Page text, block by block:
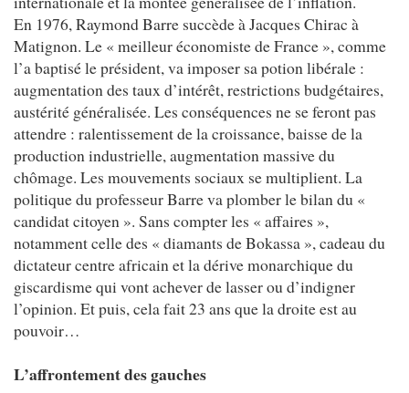
En 1976, Raymond Barre succède à Jacques Chirac à
Matignon. Le « meilleur économiste de France », comme
l’a baptisé le président, va imposer sa potion libérale :
augmentation des taux d’intérêt, restrictions budgétaires,
austérité généralisée. Les conséquences ne se feront pas
attendre : ralentissement de la croissance, baisse de la
production industrielle, augmentation massive du
chômage. Les mouvements sociaux se multiplient. La
politique du professeur Barre va plomber le bilan du «
candidat citoyen ». Sans compter les « affaires »,
notamment celle des « diamants de Bokassa », cadeau du
dictateur centre africain et la dérive monarchique du
giscardisme qui vont achever de lasser ou d’indigner
l’opinion. Et puis, cela fait 23 ans que la droite est au
pouvoir…
L’affrontement des gauches